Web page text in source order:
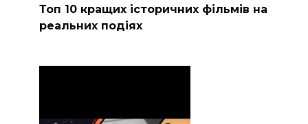
Топ 10 кращих історичних фільмів на
реальних подіях